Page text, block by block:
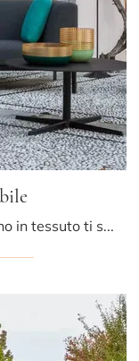
Una ricca gamma di pouf da giardino in tessuto ti sta aspettando nel nostro showroom: clicca e scopri il modello Add Soft Componibile di LaPalma.